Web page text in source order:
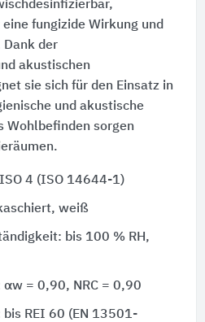
fungizide Wirkung und
der
akustischen
sie sich für den Einsatz in
und akustische
Wohlbefinden sorgen
4 (ISO 14644-1)
weiß
bis 100 % RH,
= 0,90, NRC = 0,90
bis REI 60 (EN 13501-